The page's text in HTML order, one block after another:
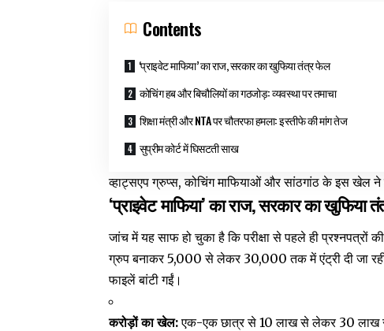
Contents
‘प्राइवेट माफिया’ का राज, सरकार का खुफिया तंत्र फेल
कोचिंग हब और बिचौलियों का गठजोड़: व्यवस्था पर तमाचा
शिक्षा मंत्री और NTA पर चौतरफा हमला: इस्तीफे की मांग तेज
सुप्रीम कोर्ट में घिसटती साख
व्हाट्सएप ग्रुप्स, कोचिंग माफियाओं और सांठगांठ के इस खेल ने
‘प्राइवेट माफिया’ का राज, सरकार का खुफिया
जांच में यह साफ हो चुका है कि परीक्षा से पहले ही प्रश्नपत्रों
ग्रुप बनाकर ₹5,000 से लेकर ₹30,000 तक में एंट्री दी जा
फाइलें बांटी गईं।
करोड़ों का खेल:एक-एक छात्र से 10 लाख से लेकर 30 लाख